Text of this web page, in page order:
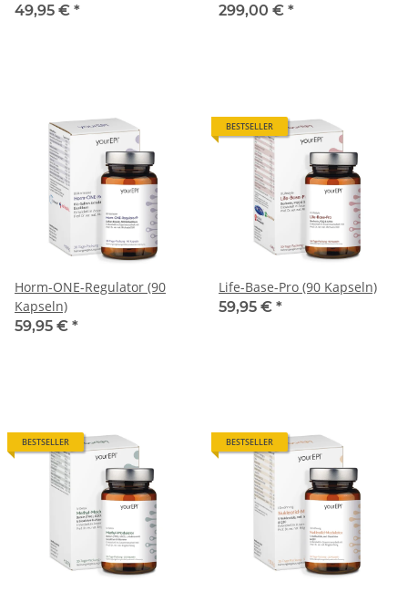
49,95 € *
299,00 € *
Horm-ONE-Regulator (90
Kapseln)
59,95 € *
BESTSELLER
Life-Base-Pro (90 Kapseln)
59,95 € *
BESTSELLER BESTSELLER